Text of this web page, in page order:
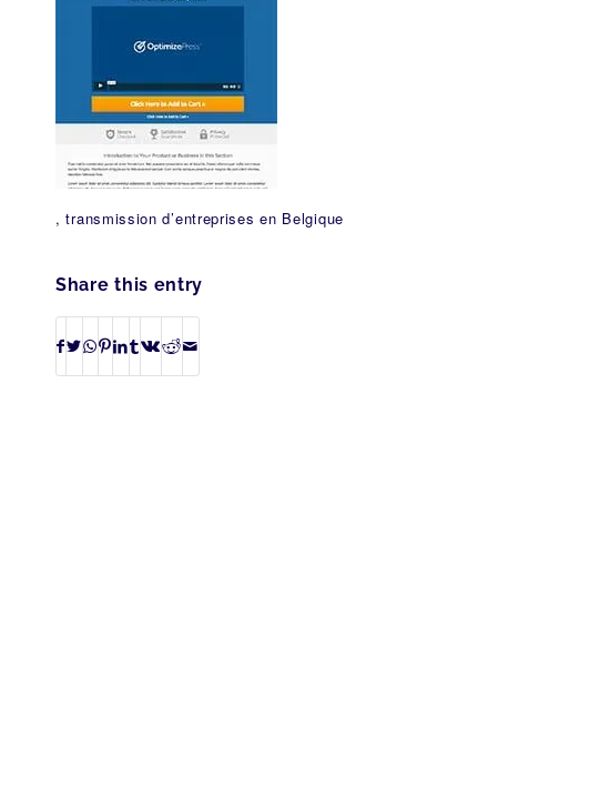
, transmission d’entreprises en Belgique
Share this entry